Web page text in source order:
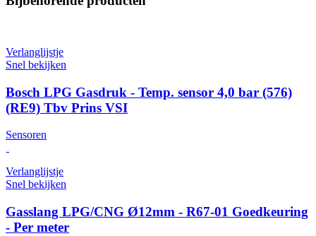
Verlanglijstje
Snel bekijken
Bosch LPG Gasdruk - Temp. sensor 4,0 bar (576)
(RE9) Tbv Prins VSI
Sensoren
Verlanglijstje
Snel bekijken
Gasslang LPG/CNG Ø12mm - R67-01 Goedkeuring
- Per meter